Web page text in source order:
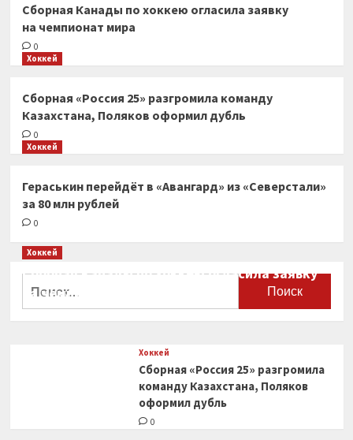
Сборная Канады по хоккею огласила заявку
на чемпионат мира
0
Хоккей
Сборная «Россия 25» разгромила команду
Казахстана, Поляков оформил дубль
0
Хоккей
Гераськин перейдёт в «Авангард» из «Северстали»
за 80 млн рублей
0
Хоккей
Сборная Канады по хоккею огласила заявку
на чемпионат мира
Хоккей
Сборная «Россия 25» разгромила
команду Казахстана, Поляков
оформил дубль
0